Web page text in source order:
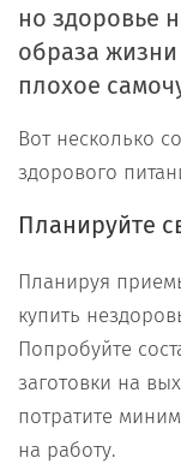
но здоровье
образа жизни
плохое
Вот несколько
здорового
Планируйте
Планируя
купить
Попробуйте
заготовки на
потратите
на работу.